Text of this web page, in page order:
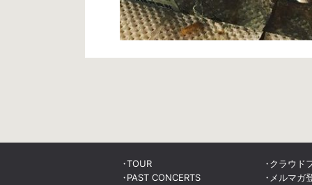
TOUR
PAST CONCERTS
クラウド
メルマガ